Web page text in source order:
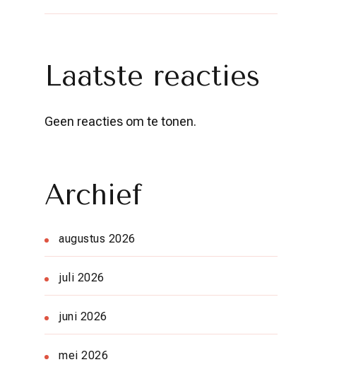
Laatste reacties
Geen reacties om te tonen.
Archief
augustus 2026
juli 2026
juni 2026
mei 2026